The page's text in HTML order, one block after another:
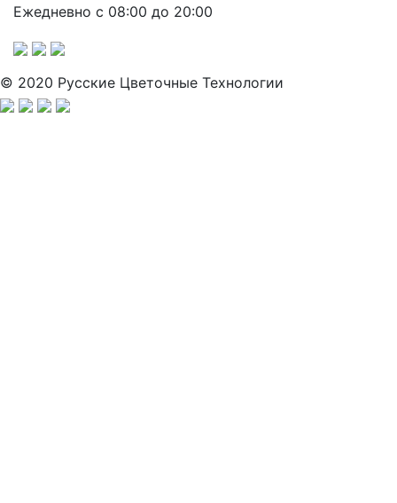
Ежедневно с 08:00 до 20:00
© 2020 Русские Цветочные Технологии